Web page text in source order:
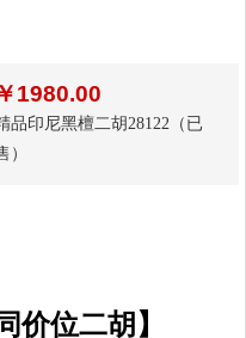
￥1980.00
品印尼黑檀二胡28122（已
）
价位二胡】